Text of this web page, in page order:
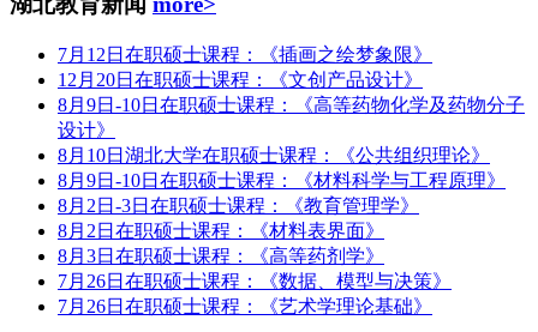
7月12日在职硕士课程：《插画之绘梦象限》
12月20日在职硕士课程：《文创产品设计》
8月9日-10日在职硕士课程：《高等药物化学及药物分子
设计》
8月10日湖北大学在职硕士课程：《公共组织理论》
8月9日-10日在职硕士课程：《材料科学与工程原理》
8月2日-3日在职硕士课程：《教育管理学》
8月2日在职硕士课程：《材料表界面》
8月3日在职硕士课程：《高等药剂学》
7月26日在职硕士课程：《数据、模型与决策》
7月26日在职硕士课程：《艺术学理论基础》